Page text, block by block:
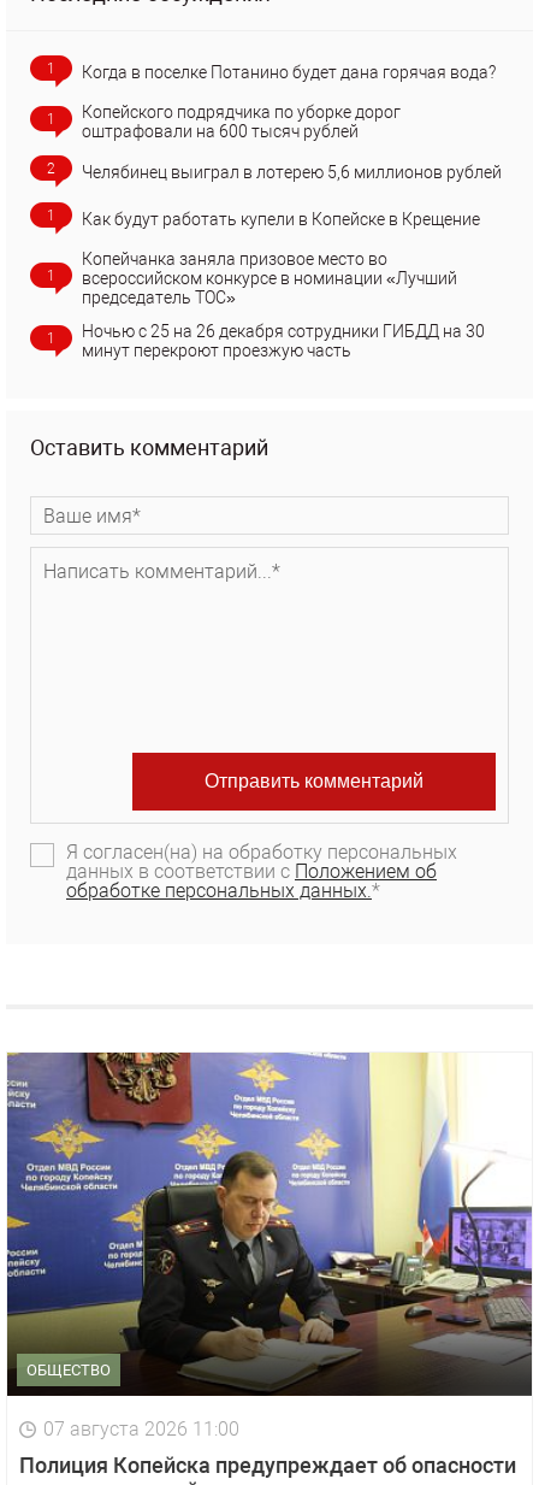
1 Когда в поселке Потанино будет дана горячая вода?
1
Копейского подрядчика по уборке дорог
оштрафовали на 600 тысяч рублей
2 Челябинец выиграл в лотерею 5,6 миллионов рублей
1 Как будут работать купели в Копейске в Крещение
1
Копейчанка заняла призовое место во
всероссийском конкурсе в номинации «Лучший
председатель ТОС»
1
Ночью с 25 на 26 декабря сотрудники ГИБДД на 30
минут перекроют проезжую часть
Оставить комментарий
Я согласен(на) на обработку персональных
данных в соответствии с Положением об
обработке персональных данных.*
ОБЩЕСТВО
07 августа 2026 11:00
Полиция Копейска предупреждает об опасности